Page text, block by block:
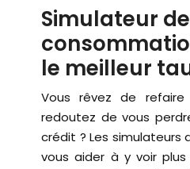
Simulateur
le meilleur
Vous rêvez de refaire
redoutez de vous
crédit ? Les simulateurs
vous aider à y voir